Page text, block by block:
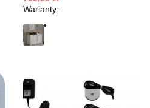
Warianty: